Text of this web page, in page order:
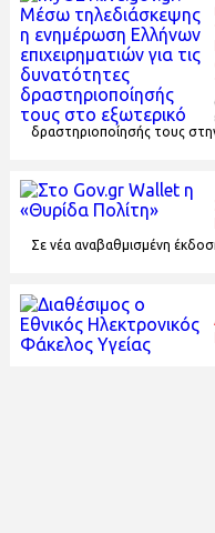
δραστηριοποίησής τους
Σε νέα αναβαθμισμένη